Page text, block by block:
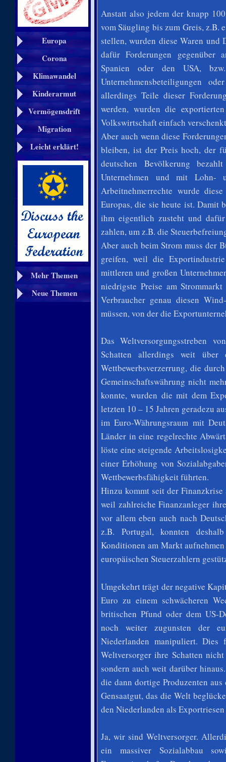
Europa
Corona
Klimawandel
Kinderarmut
Vermögensdrift
Migration
Leicht erklärt!
Mehr Themen
Neue Themen
Anstatt also jedem der knapp
vom Säugling bis zum Greis, z.B.
stellen, wurden diese Waren und
dafür Forderungen gegenüber
Spanien oder den USA,
Unternehmensbeteiligungen
allerdings Teile dieser
werden, wurden die
Volkswirtschaft einfach
Aber auch wenn diese
bleiben, ist der Preis hoch, der
deutschen Bevölkerung
Unternehmen und mit Lohn-
Arbeitnehmerrechte wurde
Europas, die sie heute ist. Damit
ihm eigentlich zusteht und
zahlen, um z.B. die
Aber auch beim Strom muss der
greifen, weil die
mittleren und großen
niedrigste Preise am
Verbraucher genau diesen
müssen, von der die
Das Weltversorgungsstreben
Schatten allerdings weit über
Wettbewerbsverzerrung, die
Gemeinschaftswährung nicht
konnte, wurden die mit dem
letzten 10 – 15 Jahren geradezu
im Euro-Währungsraum mit
Länder in eine regelrechte
löste eine steigende
einer Erhöhung von
Wettbewerbsfähigkeit führten.
Hinzu kommt seit der
weil zahlreiche Finanzanleger
vor allem eben auch nach
z.B. Portugal, konnten
Konditionen am Markt
europäischen Steuerzahlern
Umgekehrt trägt der negative
Euro zu einem schwächeren
britischen Pfund oder dem US-
noch weiter zugunsten der
Niederlanden manipuliert.
Weltversorger ihre Schatten
sondern auch weit darüber
die dann dortige Produzenten
Gensaatgut, das die Welt
den Niederlanden als Exportriesen
Ja, wir sind Weltversorger.
ein massiver Sozialabbau